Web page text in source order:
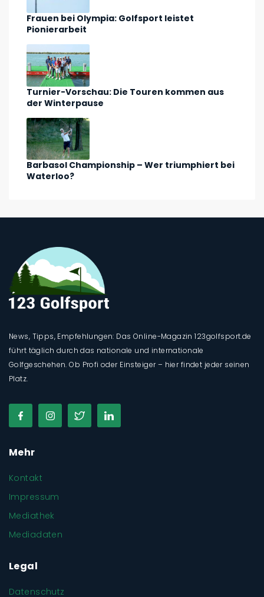
Frauen bei Olympia: Golfsport leistet
Pionierarbeit
Turnier-Vorschau: Die Touren kommen aus
der Winterpause
Barbasol Championship – Wer triumphiert bei
Waterloo?
News, Tipps, Empfehlungen: Das Online-Magazin 123golfsport.de
führt täglich durch das nationale und internationale
Golfgeschehen. Ob Profi oder Einsteiger – hier findet jeder seinen
Platz.
Mehr
Kontakt
Impressum
Mediathek
Mediadaten
Legal
Datenschutz